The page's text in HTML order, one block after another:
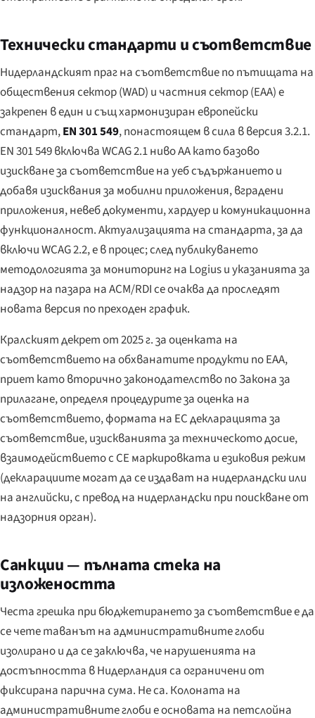
Технически стандарти и съответствие
Нидерландският праг на съответствие по пътищата на
обществения сектор (WAD) и частния сектор (EAA) е
закрепен в един и същ хармонизиран европейски
стандарт,EN 301 549, понастоящем в сила в версия 3.2.1.
EN 301 549 включва WCAG 2.1 ниво AA като базово
изискване за съответствие на уеб съдържанието и
добавя изисквания за мобилни приложения, вградени
приложения, невеб документи, хардуер и комуникационна
функционалност. Актуализацията на стандарта, за да
включи WCAG 2.2, е в процес; след публикуването
методологията за мониторинг на Logius и указанията за
надзор на пазара на ACM/RDI се очаква да проследят
новата версия по преходен график.
Кралският декрет от 2025 г. за оценката на
съответствието на обхванатите продукти по EAA,
приет като вторично законодателство по Закона за
прилагане, определя процедурите за оценка на
съответствието, формата на ЕС декларацията за
съответствие, изискванията за техническото досие,
взаимодействието с CE маркировката и езиковия режим
(декларациите могат да се издават на нидерландски или
на английски, с превод на нидерландски при поискване от
надзорния орган).
Санкции — пълната стека на
изложеността
Честа грешка при бюджетирането за съответствие е да
се чете таванът на административните глоби
изолирано и да се заключва, че нарушенията на
достъпността в Нидерландия са ограничени от
фиксирана парична сума. Не са. Колоната на
административните глоби е основата на петслойна